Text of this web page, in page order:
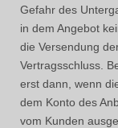
Gefahr des
in dem Angebot
die Versendung
Vertragsschluss.
erst dann, wenn
dem Konto des
vom Kunden